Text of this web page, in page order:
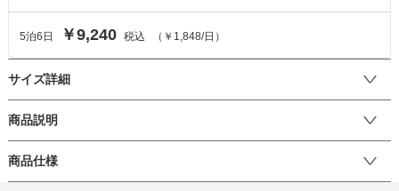
5泊6 日 ￥9,240 税込 （ ￥1,848/日）
サイズ詳細
トップスのサイズ
サイズ (cm)
商品説明
ジャガード素材のトップスがエレガントな雰囲気を演出します。ボ
リュームのあるトップスに花の刺繍が施されたデザインはシンプル
商品仕様